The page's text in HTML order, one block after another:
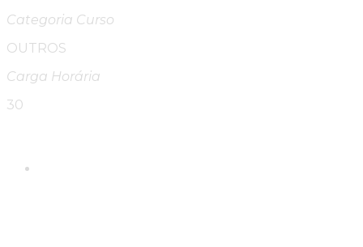
Categoria Curso
OUTROS
Carga Horária
30